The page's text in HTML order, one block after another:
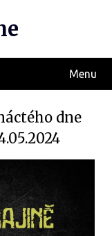
Menu
dne